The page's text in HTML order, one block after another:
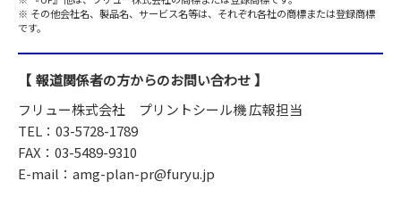
その他会社名、製品名、サービス名等は、それぞれ各社の商標または登録商標
です。
報道関係者の方からのお問い合わせ
フリュー株式会社 プリントシール機 広報担当
TEL：03-5728-1789
FAX：03-5489-9310
E-mail：amg-plan-pr@furyu.jp